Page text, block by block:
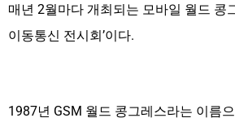
매년 2월마다 개최되는 모바일 월드 콩
이동통신 전시회’이다.
1987년 GSM 월드 콩그레스라는 이름